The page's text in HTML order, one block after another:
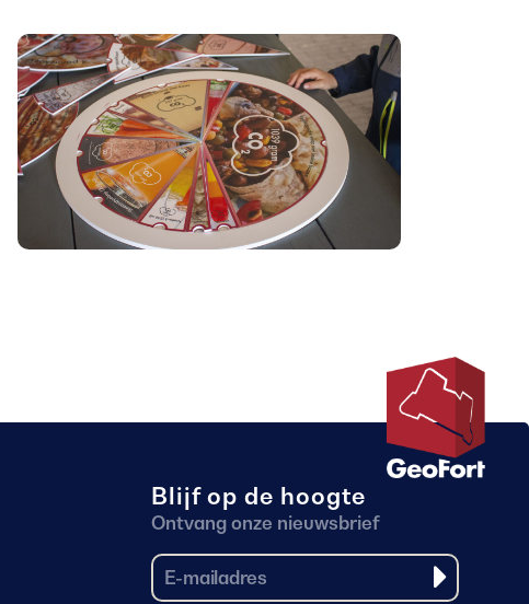
Blijf op de hoogte
Ontvang onze nieuwsbrief